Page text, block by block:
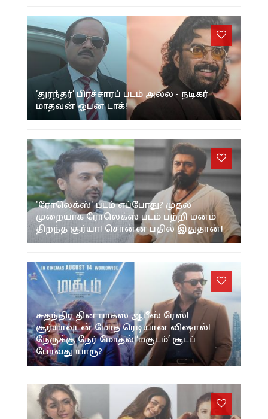
‘துரந்தர்’ பிரச்சாரப் படம் அல்ல - நடிகர்
மாதவன் ஓபன் டாக்!
'ரோலெக்ஸ்' படம் எப்போது? முதல்
முறையாக ரோலெக்ஸ் படம் பற்றி மனம்
திறந்த சூர்யா! சொன்ன பதில் இதுதான்!
சுதந்திர தின பாக்ஸ் ஆபீஸ் ரேஸ்!
சூர்யாவுடன் மோத ரெடியான விஷால்!
நேருக்கு நேர் மோதல்!‘மகுடம்’ சூடப்
போவது யாரு?